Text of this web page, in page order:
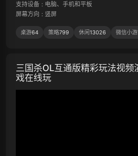
支持设备 : 电脑、手机和平板
屏幕方向 : 竖屏
桌游64 策略799 休闲13026 微信小
三国杀OL互通版精彩玩法视
戏在线玩